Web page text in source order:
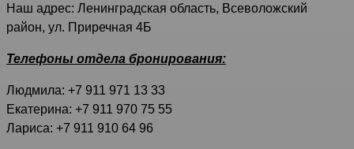
Наш адрес: Ленинградская область, Всеволожский
район, ул. Приречная 4Б
Телефоны отдела бронирования:
Людмила: +7 911 971 13 33
Екатерина: +7 911 970 75 55
Лариса: +7 911 910 64 96